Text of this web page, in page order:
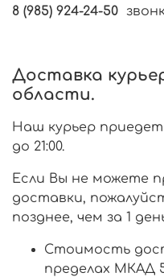
8 (985) 924-24-50
Доставка
области.
Наш курьер приедет
до 21:00.
Если Вы не можете
доставки,
позднее, чем за 1
Стоимость
пределах МКАД